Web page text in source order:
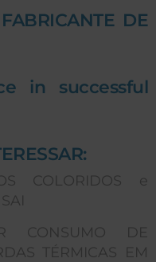
DE
in successful
COLORIDOS e
CONSUMO DE
TÉRMICAS EM